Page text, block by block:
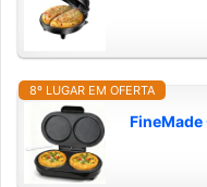
8º LUGAR EM OFERTA